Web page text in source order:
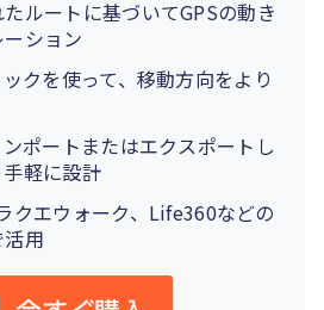
ルートに基づいてGPSの動き
ション
クを使って、移動方向をより
ポートまたはエクスポートし
軽に設計
クエウォーク、Life360などの
用